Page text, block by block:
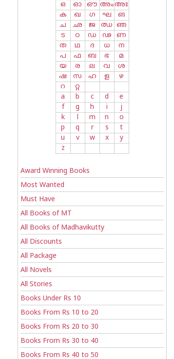
ഒ
ഓ ഔ അംഅഃ
ക
ഖ ഗ ഘ
ങ
ച
ഛ ജ ഝ ഞ
ട
ഠ ഡ ഢ
ണ
ത
ഥ ദ ധ
ന
പ
ഫ ബ ഭ
മ
യ
ര ല വ
ശ
ഷ
സ ഹ ള
ഴ
റ
റ്റ
a
b c d
e
f
g h i
j
k
l m n
o
p
q r s
t
u
v w x
y
z
Award Winning Books
Most Wanted
Must Have
All Books of MT
All Books of Madhavikutty
All Discounts
All Package
All Novels
All Stories
Books Under Rs 10
Books From Rs 10 to 20
Books From Rs 20 to 30
Books From Rs 30 to 40
Books From Rs 40 to 50